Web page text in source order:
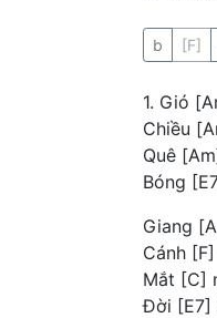
b [F]
1. Gió
Chiều
Quê
Bóng
Giang
Cánh
Mắt [C]
Đời [E7]